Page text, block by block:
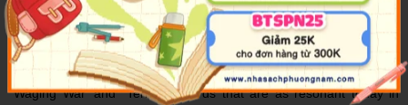
world.
Sun Tzu's timeless appraisal of the different aspects of warfare are
laid out in 13 chapters, including sections on `Laying Plans',
`Waging War' and `Terrain'. Words that are as resonant today in